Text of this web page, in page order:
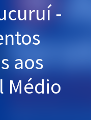
-
aos
Médio